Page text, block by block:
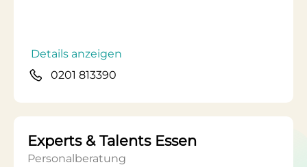
Details anzeigen
0201 813390
Experts & Talents Essen
Personalberatung